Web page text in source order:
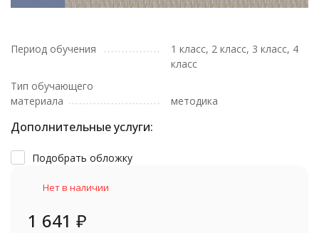
Период обучения
1 класс, 2 класс, 3 класс, 4
класс
Тип обучающего
материала
методика
Дополнительные услуги:
Подобрать обложку
Нет в наличии
1 641 ₽